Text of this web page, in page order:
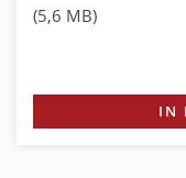
(5,6 MB)
IN